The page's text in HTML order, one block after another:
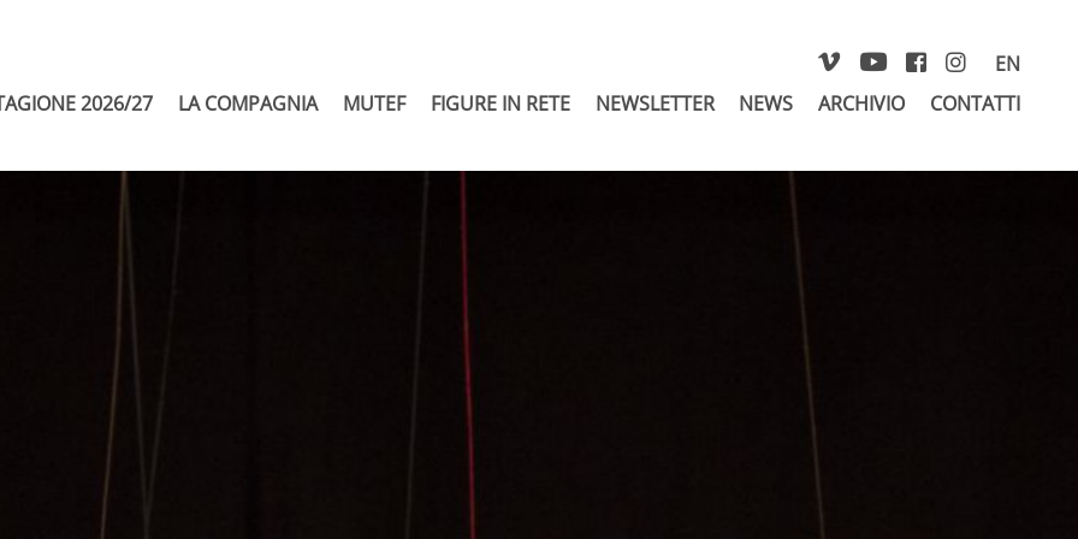
EN
2026/27
LA COMPAGNIA MUTEF FIGURE IN RETE NEWSLETTER NEWS ARCHIVIO CONTATTI